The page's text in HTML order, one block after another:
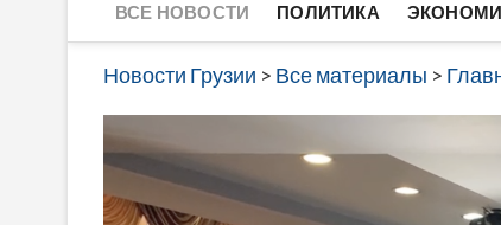
ВСЕ НОВОСТИ ПОЛИТИКА
Новости Грузии > Все материалы >